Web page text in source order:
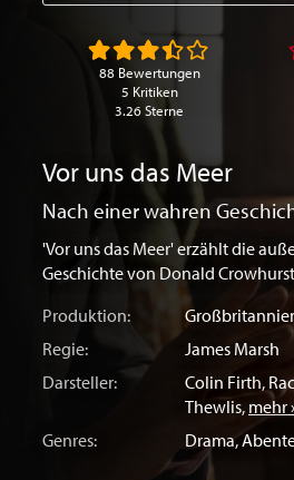
Vor uns das Meer
Nach einer wahren
'Vor uns das Meer' erzählt die
Geschichte von Donald
Produktion:
Regie:
James Marsh
Darsteller:
Colin Firth,
Thewlis, mehr
Genres:
Drama,
88 Bewertungen
5 Kritiken
3.26 Sterne